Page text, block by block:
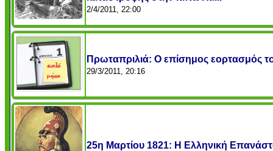
2/4/2011, 22:00
Πρωταπριλιά: Ο επίσημος εορτασμός
29/3/2011, 20:16
25η Μαρτίου 1821: Η Ελληνική